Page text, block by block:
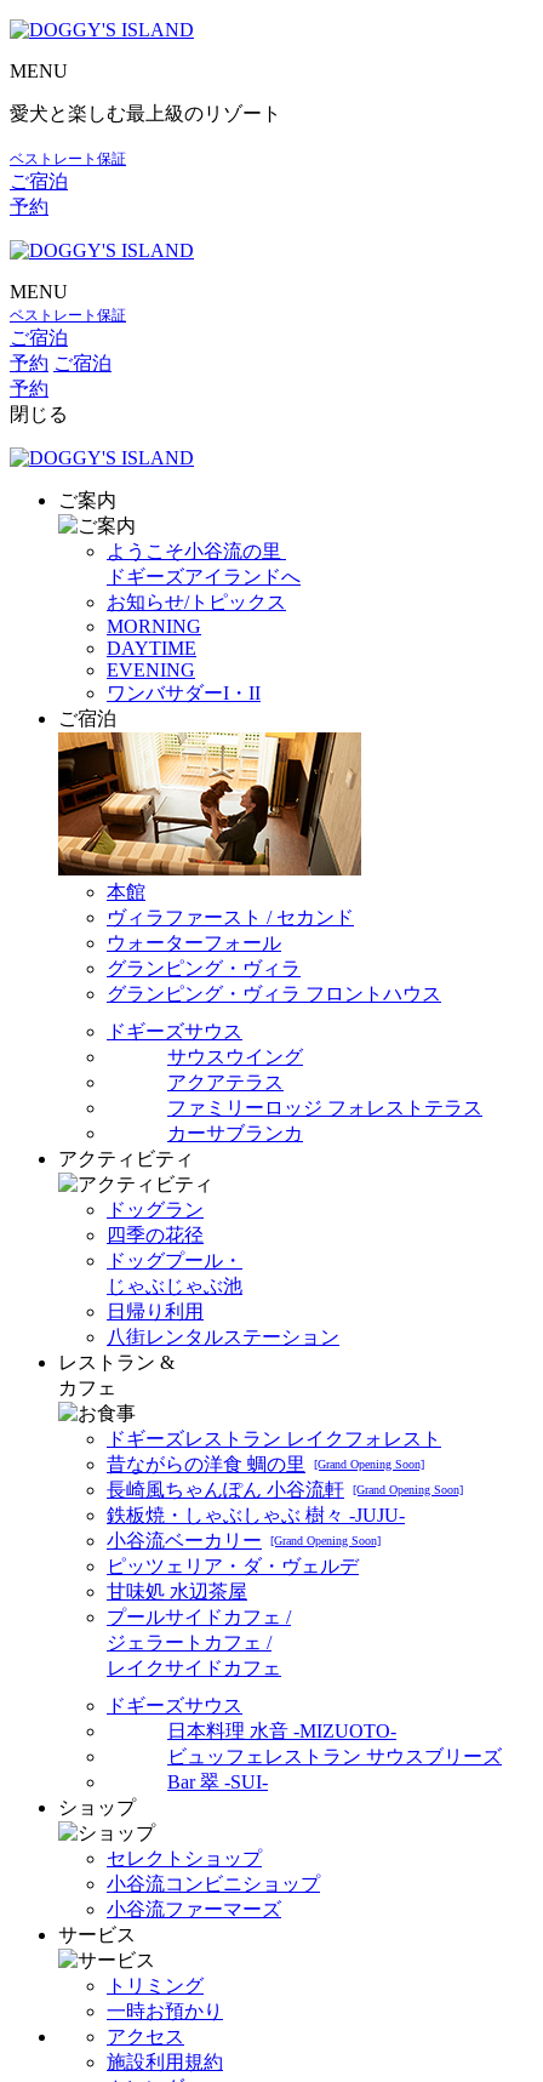
MENU
愛犬と楽しむ最上級のリゾート
ベストレート保証
ご宿泊
予約
MENU
ベストレート保証
ご宿泊
予約 ご宿泊
予約
閉じる
ご案内
ようこそ小谷流の里
ドギーズアイランドへ
お知らせ/トピックス
MORNING
DAYTIME
EVENING
ワンバサダーI・II
ご宿泊
本館
ヴィラファースト / セカンド
ウォーターフォール
グランピング・ヴィラ
グランピング・ヴィラ フロントハウス
ドギーズサウス
サウスウイング
アクアテラス
ファミリーロッジ フォレストテラス
カーサブランカ
アクティビティ
ドッグラン
四季の花径
ドッグプール・
じゃぶじゃぶ池
日帰り利用
八街レンタルステーション
レストラン &
カフェ
ドギーズレストラン レイクフォレスト
昔ながらの洋食 蜩の里
[Grand Opening Soon]
長崎風ちゃんぽん 小谷流軒 [Grand Opening Soon]
鉄板焼・しゃぶしゃぶ 樹々 -JUJU-
小谷流ベーカリー
[Grand Opening Soon]
ピッツェリア・ダ・ヴェルデ
甘味処 水辺茶屋
プールサイドカフェ /
ジェラートカフェ /
レイクサイドカフェ
ドギーズサウス
日本料理 水音 -MIZUOTO-
ビュッフェレストラン サウスブリーズ
Bar 翠 -SUI-
ショップ
セレクトショップ
小谷流コンビニショップ
小谷流ファーマーズ
サービス
トリミング
一時お預かり
アクセス
施設利用規約